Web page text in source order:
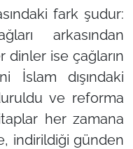
fark şudur:
arkasından
dinler ise çağların
İslam dışındaki
ve reforma
her zamana
indirildiği günden